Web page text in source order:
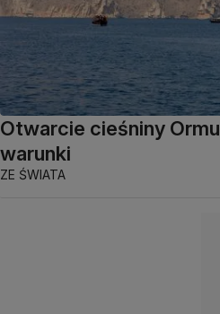
Otwarcie cieśniny
warunki
ZE ŚWIATA